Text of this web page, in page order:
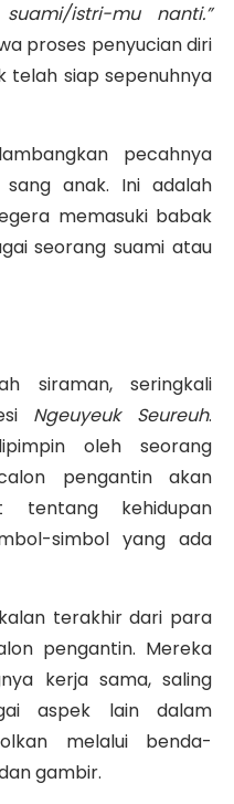
istri-mu nanti.”
proses penyucian diri
telah siap sepenuhnya
pecahnya
anak. Ini adalah
memasuki babak
seorang suami atau
siraman, seringkali
Ngeuyeuk Seureuh.
oleh seorang
pengantin akan
tentang kehidupan
simbol yang ada
terakhir dari para
pengantin. Mereka
kerja sama, saling
aspek lain dalam
melalui benda-
gambir.